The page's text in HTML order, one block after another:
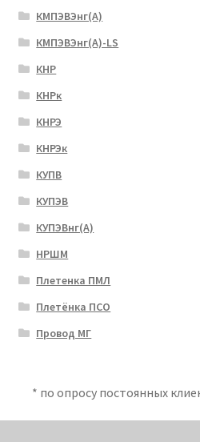
КМПЭВЭнг(А)
КМПЭВЭнг(А)-LS
КНР
КНРк
КНРЭ
КНРЭк
КУПВ
КУПЭВ
КУПЭВнг(А)
НРШМ
Плетенка ПМЛ
Плетёнка ПСО
Провод МГ
* по опросу постоянных